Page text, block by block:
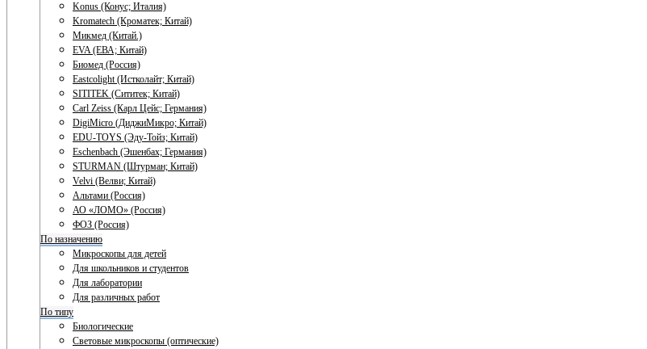
Konus (Конус; Италия)
Kromatech (Кроматек; Китай)
Микмед (Китай.)
EVA (ЕВА; Китай)
Биомед (Россия)
Eastcolight (Истколайт; Китай)
SITITEK (Сититек; Китай)
Carl Zeiss (Карл Цейс; Германия)
DigiMicro (ДиджиМикро; Китай)
EDU-TOYS (Эду-Тойз; Китай)
Eschenbach (Эшенбах; Германия)
STURMAN (Штурман; Китай)
Velvi (Велви; Китай)
Альтами (Россия)
АО «ЛОМО» (Россия)
ФОЗ (Россия)
По назначению
Микроскопы для детей
Для школьников и студентов
Для лаборатории
Для различных работ
По типу
Биологические
Световые микроскопы (оптические)